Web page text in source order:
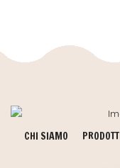
CHI SIAMO